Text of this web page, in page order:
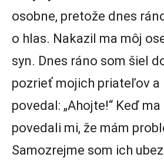
osobne, pretože dnes
o hlas. Nakazil ma môj
syn. Dnes ráno som šiel
pozrieť mojich priateľov a
povedal: „Ahojte!“ Keď
povedali mi, že mám
Samozrejme som ich